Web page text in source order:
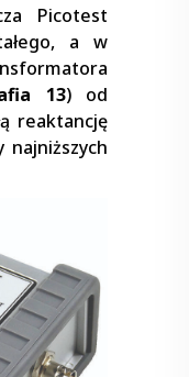
Picotest
a w
13) od
reaktancję
najniższych